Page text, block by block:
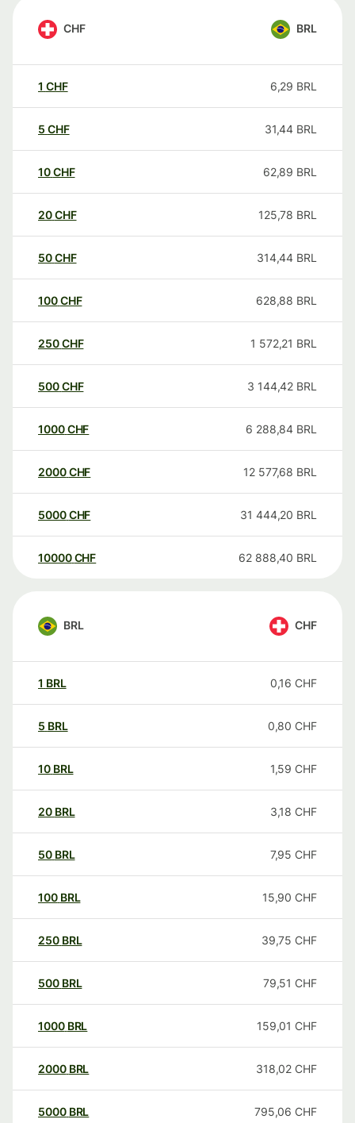
CHF BRL
1 CHF 6,29 BRL
5 CHF 31,44 BRL
10CHF 62,89 BRL
20CHF 125,78 BRL
50CHF 314,44 BRL
100CHF 628,88 BRL
250CHF 1 572,21 BRL
500CHF 3 144,42 BRL
1000CHF 6 288,84 BRL
2000CHF 12 577,68 BRL
5000CHF 31 444,20 BRL
10000 CHF 62 888,40 BRL
BRL CHF
1 BRL 0,16 CHF
5 BRL 0,80 CHF
10 BRL 1,59 CHF
20 BRL 3,18 CHF
50 BRL 7,95 CHF
100 BRL 15,90 CHF
250 BRL 39,75 CHF
500 BRL 79,51 CHF
1000 BRL 159,01 CHF
2000 BRL 318,02 CHF
5000 BRL 795,06 CHF